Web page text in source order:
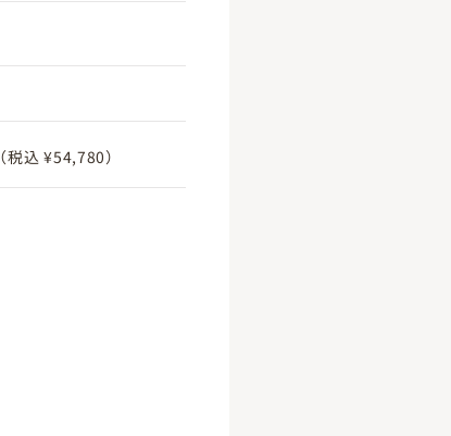
（税込 ¥54,780）